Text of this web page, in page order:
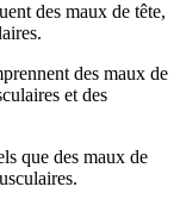
des maux de tête,
des maux de
et des
que des maux de